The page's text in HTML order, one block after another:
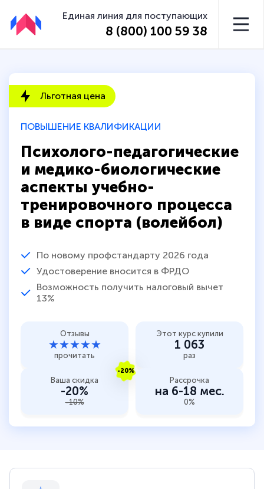
Единая линия для поступающих
8 (800) 100 59 38
ПОВЫШЕНИЕ КВАЛИФИКАЦИИ
Психолого-педагогические
и медико-биологические
аспекты учебно-
тренировочного процесса
в виде спорта (волейбол)
По новому профстандарту 2026 года
Удостоверение вносится в ФРДО
Возможность получить налоговый вычет
13%
Льготная цена
Отзывы
★★★★★
прочитать
Этот курс купили
1 063
раз
-20%
Ваша скидка
-20%
-10%
Рассрочка
на 6-18 мес.
0%